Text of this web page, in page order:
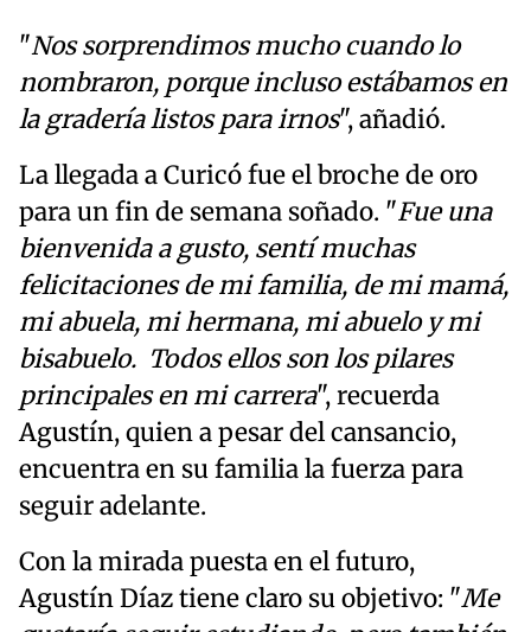
"Nos sorprendimos mucho cuando lo
nombraron, porque incluso estábamos en
la gradería listos para irnos", añadió.
La llegada a Curicó fue el broche de oro
para un fin de semana soñado. "Fue una
bienvenida a gusto, sentí muchas
felicitaciones de mi familia, de mi mamá,
mi abuela, mi hermana, mi abuelo y mi
bisabuelo. Todos ellos son los pilares
principales en mi carrera", recuerda
Agustín, quien a pesar del cansancio,
encuentra en su familia la fuerza para
seguir adelante.
Con la mirada puesta en el futuro,
Agustín Díaz tiene claro su objetivo: "Me